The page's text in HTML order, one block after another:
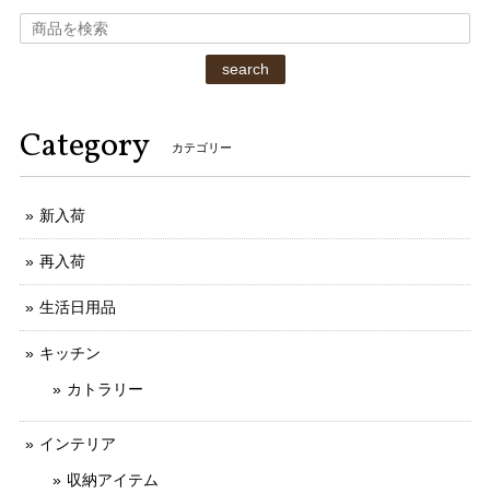
search
Category カテゴリー
新入荷
再入荷
生活日用品
キッチン
カトラリー
インテリア
収納アイテム